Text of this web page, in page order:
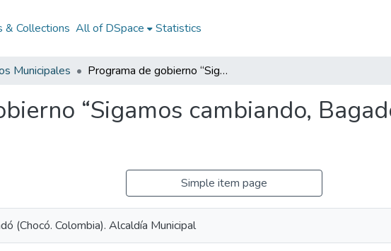
& Collections All of DSpace Statistics
Municipales Programa de gobierno “Sigamos cambiando, Bagadó es él compromiso” 2020-2023
“Sigamos cambiando,
Simple item page
(Chocó. Colombia). Alcaldía Municipal